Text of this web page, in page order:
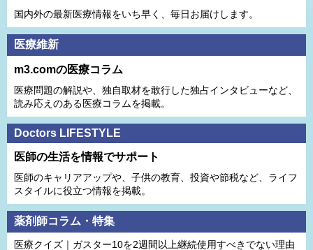
国内外の最新医療情報をいち早く、毎日お届けします。
医療維新
m3.comの医療コラム
医療問題の解説や、独⾃取材を敢⾏した独占インタビューなど、
読み応えのある医療コラムを掲載。
Doctors LIFESTYLE
医師の生活を情報でサポート
医師のキャリアアップや、子供の教育、投資や節税など、ライフ
スタイルに役立つ情報を掲載。
薬剤師コラム・特集
医療クイズ｜ガスター10を2週間以上継続使用すべきでない理由